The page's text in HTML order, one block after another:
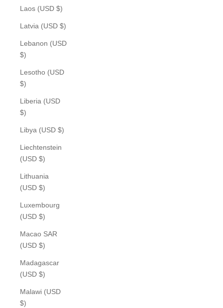
Laos (USD $)
Latvia (USD $)
Lebanon (USD
$)
Lesotho (USD
$)
Liberia (USD
$)
Libya (USD $)
Liechtenstein
(USD $)
Lithuania
(USD $)
Luxembourg
(USD $)
Macao SAR
(USD $)
Madagascar
(USD $)
Malawi (USD
$)